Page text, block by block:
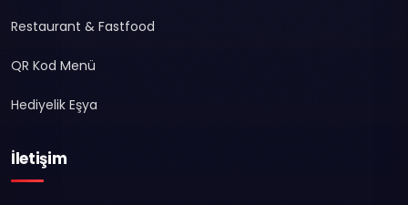
Restaurant & Fastfood
QR Kod Menü
Hediyelik Eşya
İletişim